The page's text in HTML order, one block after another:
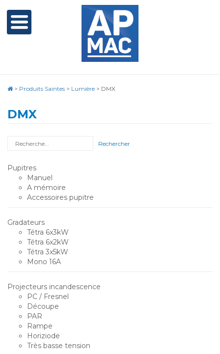
> Produits Saintes > Lumière > DMX
DMX
Rechercher
Pupitres
Manuel
A mémoire
Accessoires pupitre
Gradateurs
Tétra 6x3kW
Tétra 6x2kW
Tétra 3x5kW
Mono 16A
Projecteurs incandescence
PC / Fresnel
Découpe
PAR
Rampe
Horiziode
Très basse tension